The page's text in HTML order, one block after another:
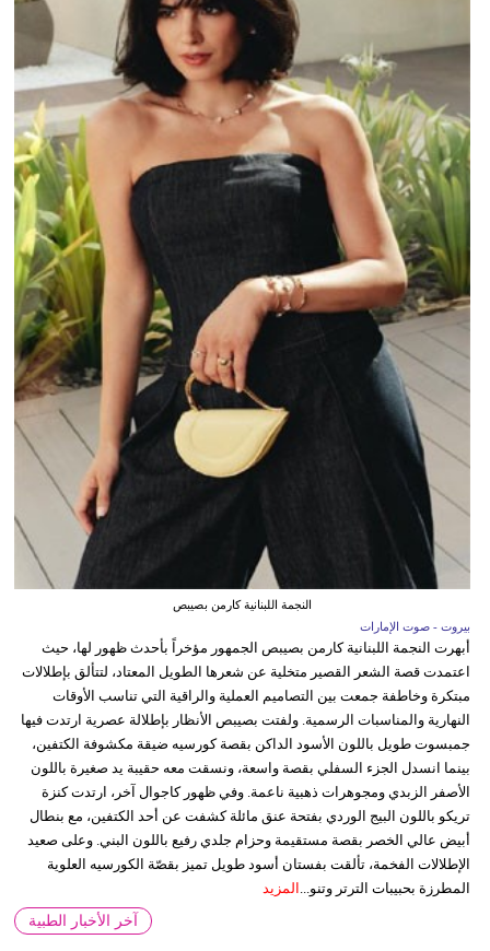
النجمة اللبنانية كارمن بصيبص
بيروت - صوت الإمارات
أبهرت النجمة اللبنانية كارمن بصيبص الجمهور مؤخراً بأحدث ظهور لها، حيث
اعتمدت قصة الشعر القصير متخلية عن شعرها الطويل المعتاد، لتتألق بإطلالات
مبتكرة وخاطفة جمعت بين التصاميم العملية والراقية التي تناسب الأوقات
النهارية والمناسبات الرسمية. ولفتت بصيبص الأنظار بإطلالة عصرية ارتدت فيها
جمبسوت طويل باللون الأسود الداكن بقصة كورسيه ضيقة مكشوفة الكتفين،
بينما انسدل الجزء السفلي بقصة واسعة، ونسقت معه حقيبة يد صغيرة باللون
الأصفر الزبدي ومجوهرات ذهبية ناعمة. وفي ظهور كاجوال آخر، ارتدت كنزة
تريكو باللون البيج الوردي بفتحة عنق مائلة كشفت عن أحد الكتفين، مع بنطال
أبيض عالي الخصر بقصة مستقيمة وحزام جلدي رفيع باللون البني. وعلى صعيد
الإطلالات الفخمة، تألقت بفستان أسود طويل تميز بقصّة الكورسيه العلوية
المطرزة بحبيبات الترتر وتنو... المزيد
آخر الأخبار الطبية